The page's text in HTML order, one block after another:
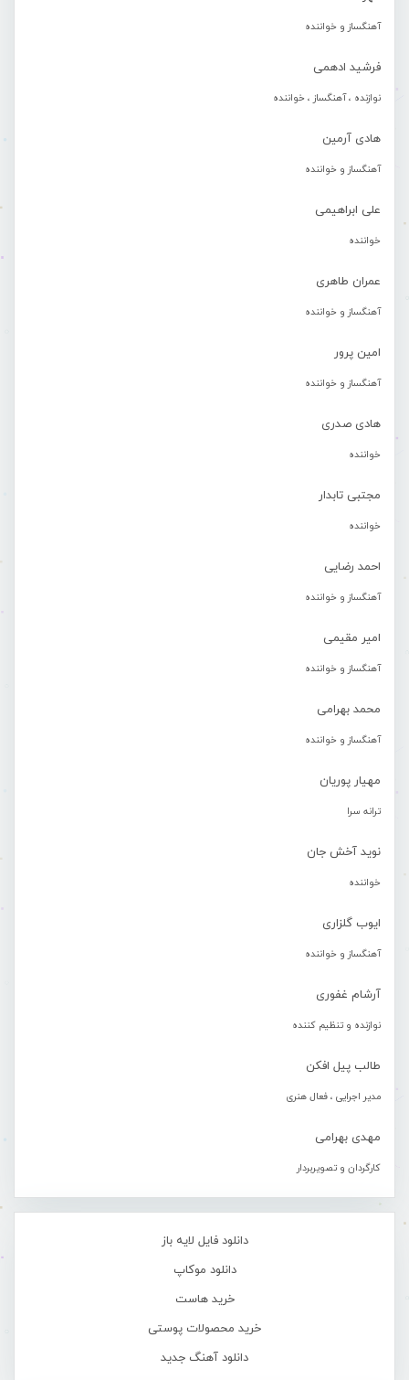
آهنگساز و خواننده
فرشید ادهمی
نوازنده ، آهنگساز ، خواننده
هادی آرمین
آهنگساز و خواننده
علی ابراهیمی
خواننده
عمران طاهری
آهنگساز و خواننده
امین پرور
آهنگساز و خواننده
هادی صدری
خواننده
مجتبی تابدار
خواننده
احمد رضایی
آهنگساز و خواننده
امیر مقیمی
آهنگساز و خواننده
محمد بهرامی
آهنگساز و خواننده
مهیار پوریان
ترانه سرا
نوید آخش جان
خواننده
ایوب گلزاری
آهنگساز و خواننده
آرشام غفوری
نوازنده و تنظیم کننده
طالب پیل افکن
مدیر اجرایی ، فعال هنری
مهدی بهرامی
کارگردان و تصویربردار
دانلود فایل لایه باز
دانلود موکاپ
خرید هاست
خرید محصولات پوستی
دانلود آهنگ جدید